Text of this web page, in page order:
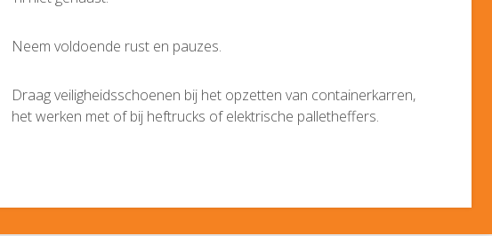
Neem voldoende rust en pauzes.
Draag veiligheidsschoenen bij het opzetten van containerkarren,
het werken met of bij heftrucks of elektrische palletheffers.